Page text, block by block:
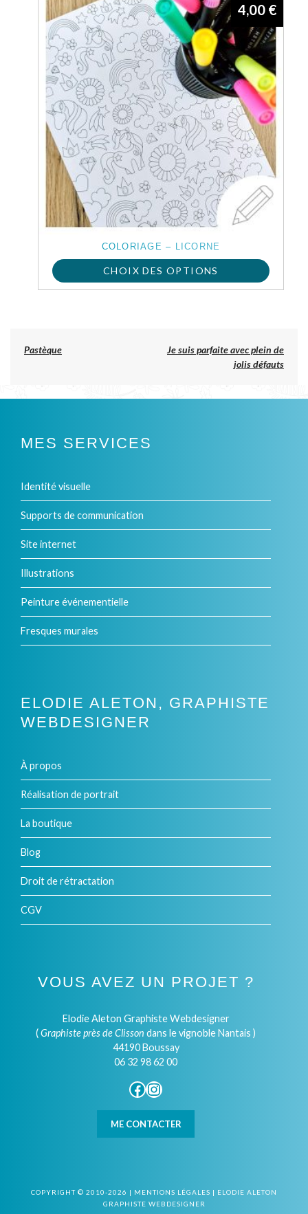
COLORIAGE – LICORNE
4,00 €
CHOIX DES OPTIONS
Ce
a
variations.
options
être
choisies
sur
la
page
produit
DE
Previous
Pastèque
Je suis parfaite avec plein de
jolis défauts
MES SERVICES
Identité visuelle
Supports de communication
Site internet
Illustrations
Peinture événementielle
Fresques murales
ELODIE ALETON, GRAPHISTE
WEBDESIGNER
À propos
Réalisation de portrait
La boutique
Blog
Droit de rétractation
CGV
VOUS AVEZ UN PROJET ?
Elodie Aleton Graphiste Webdesigner
(Graphiste près de Clisson dans le vignoble Nantais )
44190 Boussay
06 32 98 62 00
Facebook
Instagram
ME CONTACTER
COPYRIGHT © 2010-2026 | MENTIONS LÉGALES | ELODIE ALETON
GRAPHISTE WEBDESIGNER